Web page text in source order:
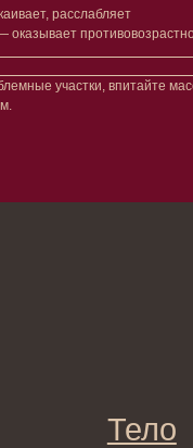
расслабляет
оказывает
участки, впитайте
Гаджеты
Сертификаты
Наборы